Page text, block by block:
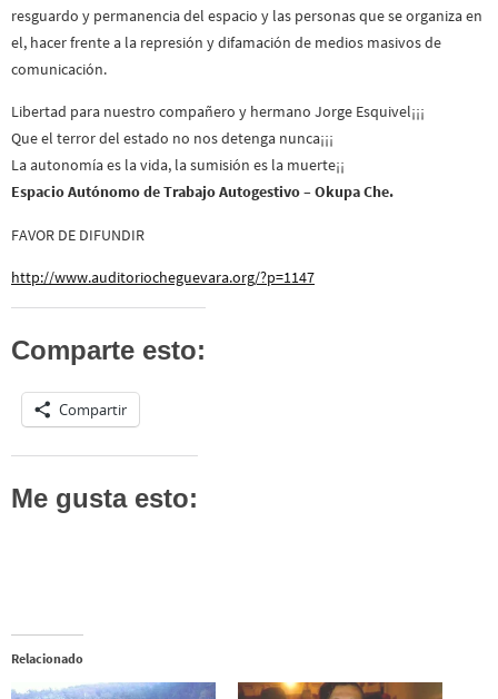
resguardo y permanencia del espacio y las personas que se organiza en
el, hacer frente a la represión y difamación de medios masivos de
comunicación.
Libertad para nuestro compañero y hermano Jorge Esquivel¡¡¡
Que el terror del estado no nos detenga nunca¡¡¡
La autonomía es la vida, la sumisión es la muerte¡¡
Espacio Autónomo de Trabajo Autogestivo – Okupa Che.
FAVOR DE DIFUNDIR
http://www.auditoriocheguevara.org/?p=1147
Comparte esto:
Compartir
Me gusta esto:
Relacionado